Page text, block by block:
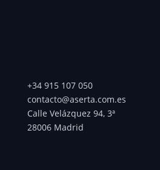
+34 915 107 050
contacto@aserta.com.es
Calle Velázquez 94, 3ª
28006 Madrid